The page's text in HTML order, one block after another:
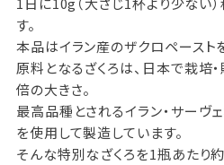
す。
本品はイラン産のザクロペースト
原料となるざくろは、日本で栽培
倍の大きさ。
最高品種とされるイラン・サーヴ
を使用して製造しています。
そんな特別なざくろを1瓶あたり